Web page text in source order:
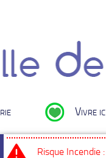
Vivre
Risque Incendie